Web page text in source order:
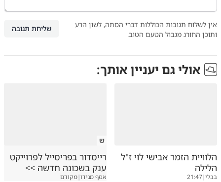
אין לשלוח תגובות הכוללות דברי הסתה, לשון הרע
ותוכן החורג מגבול הטעם הטוב.
שליחת תגובה
אולי גם יעניין אותך:
הלוויית הזמר אבישי לוי ז"ל
הלילה
בבלי|
21:47
ש
רייסדור בפריסייל לפרוייקט
ענק בשכונה חדשה >>
אסף מגידו|מקודם